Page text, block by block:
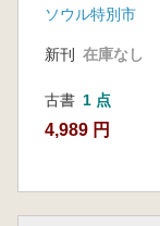
12月31日
ソウル特別市
新刊 在庫なし
古書 1 点
4,989 円